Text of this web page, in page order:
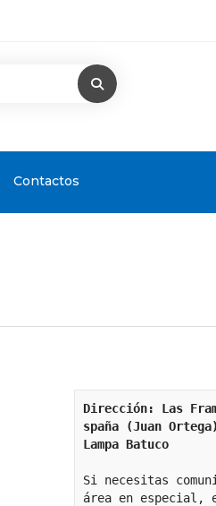
Contactos
Dirección: Las
spaña (Juan Ortega)
Lampa Batuco
Si necesitas
área en especial,